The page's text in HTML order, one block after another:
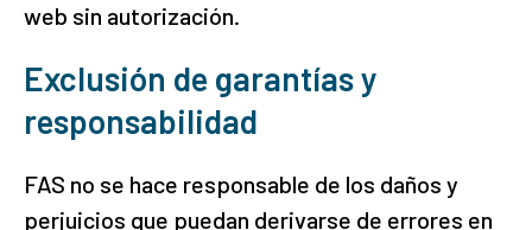
web sin autorización.
Exclusión de garantías y
responsabilidad
FAS no se hace responsable de los daños y
perjuicios que puedan derivarse de errores en